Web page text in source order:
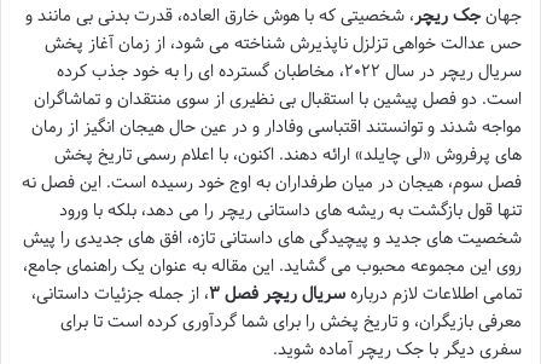
جهانجک ریچر، شخصیتی که با هوش خارق العاده، قدرت بدنی بی مانند و
حس عدالت خواهی تزلزل ناپذیرش شناخته می شود، از زمان آغاز پخش
سریال ریچر در سال ۲۰۲۲، مخاطبان گسترده ای را به خود جذب کرده
است. دو فصل پیشین با استقبال بی نظیری از سوی منتقدان و تماشاگران
مواجه شدند و توانستند اقتباسی وفادار و در عین حال هیجان انگیز از رمان
های پرفروش «لی چایلد» ارائه دهند. اکنون، با اعلام رسمی تاریخ پخش
فصل سوم، هیجان در میان طرفداران به اوج خود رسیده است. این فصل نه
تنها قول بازگشت به ریشه های داستانی ریچر را می دهد، بلکه با ورود
شخصیت های جدید و پیچیدگی های داستانی تازه، افق های جدیدی را پیش
روی این مجموعه محبوب می گشاید. این مقاله به عنوان یک راهنمای جامع،
تمامی اطلاعات لازم دربارهسریال ریچر فصل ۳
، از جمله جزئیات داستانی،
معرفی بازیگران، و تاریخ پخش را برای شما گردآوری کرده است تا برای
سفری دیگر با جک ریچر آماده شوید.